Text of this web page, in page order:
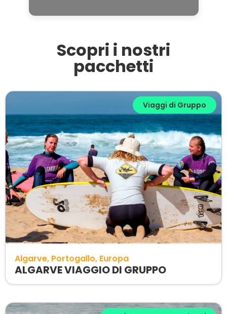
Scopri i nostri
pacchetti​
Viaggi di Gruppo
Algarve Portogallo Europa
ALGARVE VIAGGIO DI GRUPPO